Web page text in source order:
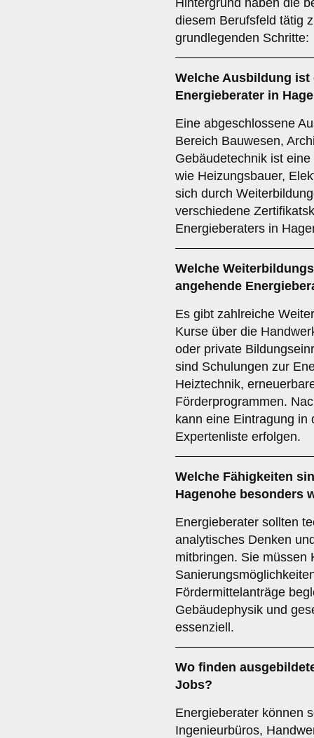
Hintergrund haben die
diesem Berufsfeld tätig
grundlegenden Schritte:
Welche Ausbildung ist
Energieberater in
Eine abgeschlossene
Bereich Bauwesen,
Gebäudetechnik ist
wie Heizungsbauer,
sich durch
verschiedene
Energieberaters in
Welche
angehende
Es gibt zahlreiche
Kurse über die
oder private
sind Schulungen zur
Heiztechnik,
Förderprogrammen.
kann eine Eintragung in
Expertenliste erfolgen.
Welche Fähigkeiten
Hagenohe besonders
Energieberater sollten
analytisches Denken
mitbringen. Sie müssen
Fördermittelanträge
Gebäudephysik und
essenziell.
Wo finden
Jobs?
Energieberater können
Ingenieurbüros,